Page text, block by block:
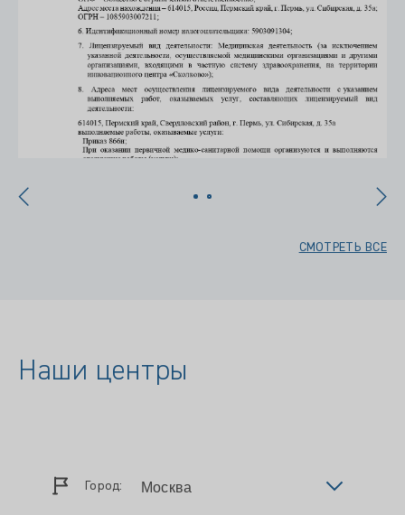
СМОТРЕТЬ ВСЕ
Наши центры
Город: